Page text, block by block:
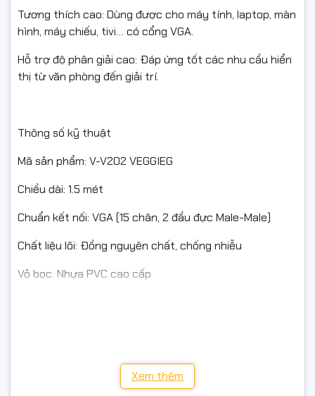
Tương thích cao: Dùng được cho máy tính, laptop, màn
hình, máy chiếu, tivi… có cổng VGA.
Hỗ trợ độ phân giải cao: Đáp ứng tốt các nhu cầu hiển
thị từ văn phòng đến giải trí.
Thông số kỹ thuật
Mã sản phẩm: V-V202 VEGGIEG
Chiều dài: 1.5 mét
Chuẩn kết nối: VGA (15 chân, 2 đầu đực Male-Male)
Chất liệu lõi: Đồng nguyên chất, chống nhiễu
Vỏ bọc: Nhựa PVC cao cấp
Xem thêm